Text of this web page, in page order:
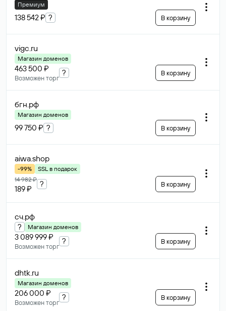
Премиум
138 542 ₽ ? В корзину
vigc.ru
Магазин доменов
463 500 ₽
Возможен торг
? В корзину
бгн.рф
Магазин доменов
99 750 ₽ ? В корзину
aiwa.shop
-99%
SSL в подарок
14 982 ₽
189 ₽
? В корзину
сч.рф
? Магазин доменов
3 089 999 ₽
Возможен торг
? В корзину
dhtk.ru
Магазин доменов
206 000 ₽
Возможен торг
? В корзину